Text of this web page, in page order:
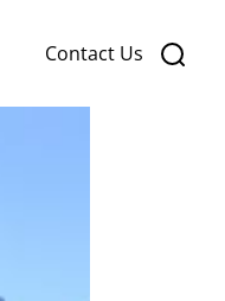
Contact Us